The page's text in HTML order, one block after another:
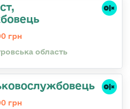
грн
область
грн